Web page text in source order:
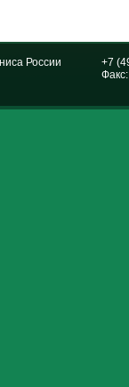
России
+7